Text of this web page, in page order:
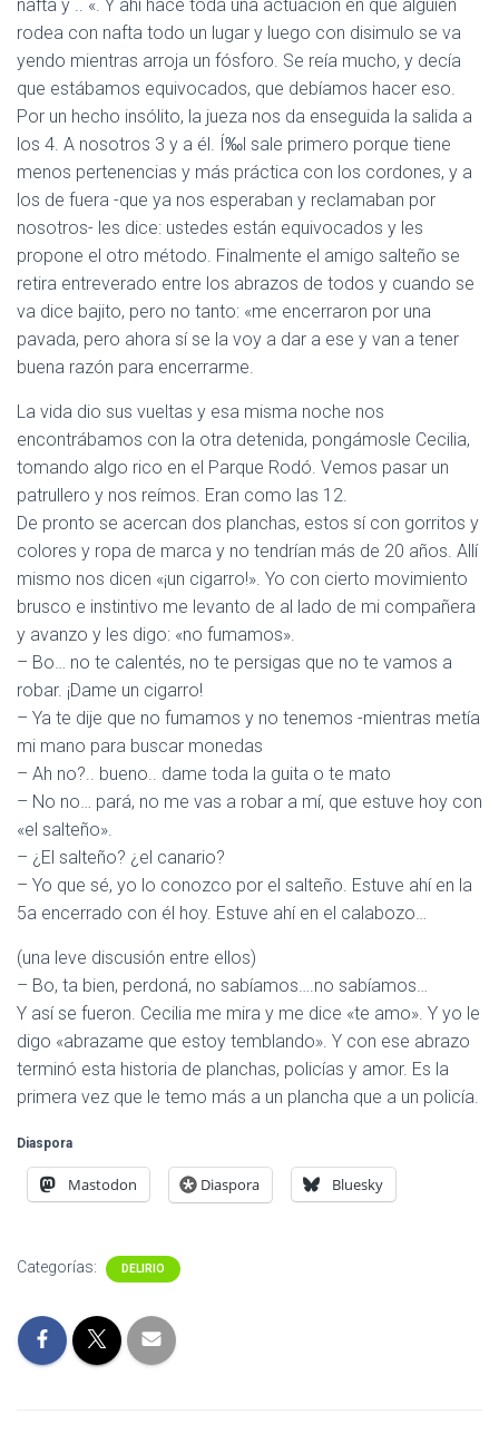
nafta y .. «. Y ahí hace toda una actuación en que alguien
rodea con nafta todo un lugar y luego con disimulo se va
yendo mientras arroja un fósforo. Se reía mucho, y decía
que estábamos equivocados, que debíamos hacer eso.
Por un hecho insólito, la jueza nos da enseguida la salida a
los 4. A nosotros 3 y a él. Í‰l sale primero porque tiene
menos pertenencias y más práctica con los cordones, y a
los de fuera -que ya nos esperaban y reclamaban por
nosotros- les dice: ustedes están equivocados y les
propone el otro método. Finalmente el amigo salteño se
retira entreverado entre los abrazos de todos y cuando se
va dice bajito, pero no tanto: «me encerraron por una
pavada, pero ahora sí se la voy a dar a ese y van a tener
buena razón para encerrarme.
La vida dio sus vueltas y esa misma noche nos
encontrábamos con la otra detenida, pongámosle Cecilia,
tomando algo rico en el Parque Rodó. Vemos pasar un
patrullero y nos reímos. Eran como las 12.
De pronto se acercan dos planchas, estos sí con gorritos y
colores y ropa de marca y no tendrían más de 20 años. Allí
mismo nos dicen «¡un cigarro!». Yo con cierto movimiento
brusco e instintivo me levanto de al lado de mi compañera
y avanzo y les digo: «no fumamos».
– Bo… no te calentés, no te persigas que no te vamos a
robar. ¡Dame un cigarro!
– Ya te dije que no fumamos y no tenemos -mientras metía
mi mano para buscar monedas
– Ah no?.. bueno.. dame toda la guita o te mato
– No no… pará, no me vas a robar a mí, que estuve hoy con
«el salteño».
– ¿El salteño? ¿el canario?
– Yo que sé, yo lo conozco por el salteño. Estuve ahí en la
5a encerrado con él hoy. Estuve ahí en el calabozo…
(una leve discusión entre ellos)
– Bo, ta bien, perdoná, no sabíamos….no sabíamos…
Y así se fueron. Cecilia me mira y me dice «te amo». Y yo le
digo «abrazame que estoy temblando». Y con ese abrazo
terminó esta historia de planchas, policías y amor. Es la
primera vez que le temo más a un plancha que a un policía.
Diaspora
Mastodon Diaspora Bluesky
Categorías: DELIRIO